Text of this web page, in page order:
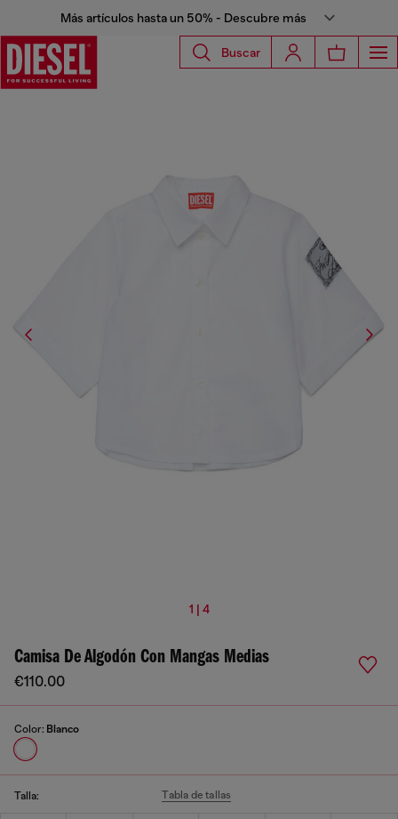
Más artículos hasta un 50% - Descubre más
Buscar
1 | 4
Camisa De Algodón Con Mangas Medias
€110.00
Color: Blanco
Talla: Tabla de tallas